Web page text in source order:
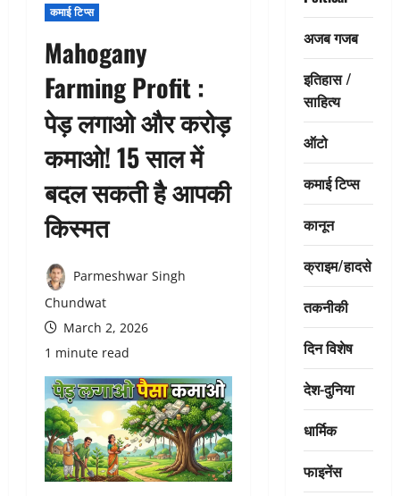
कमाई टिप्स
Mahogany
Farming Profit :
पेड़ लगाओ और करोड़
कमाओ! 15 साल में
बदल सकती है आपकी
किस्मत
Parmeshwar Singh
Chundwat
March 2, 2026
1 minute read
अजब गजब
इतिहास /
साहित्य
ऑटो
कमाई टिप्स
कानून
क्राइम/हादसे
तकनीकी
दिन विशेष
देश-दुनिया
धार्मिक
फाइनेंस